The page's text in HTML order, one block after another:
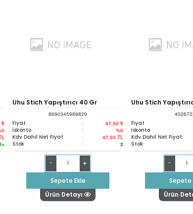
₺
Uhu Stich Yapıştırıcı 40 Gr
8690345989829
Fiyat : 47,50 ₺
İskonto : %0
Kdv Dahil Net Fiyat : 47,50 TL
Stok : 2
- +
Sepete Ekle
Ürün Detayı
Uhu Stich
Fiyat
İskonto
Kdv Dahil Net Fiyat
Stok
-
Sepete
Ürün